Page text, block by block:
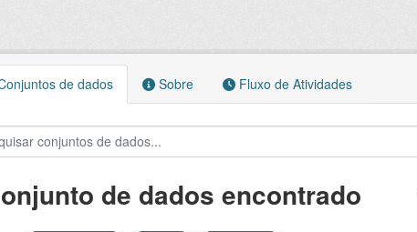
de dados Sobre Fluxo de Atividades
de dados encontrado